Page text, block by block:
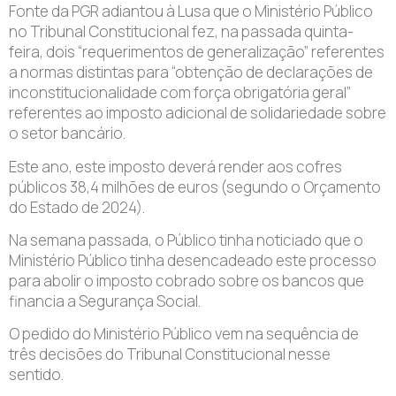
Fonte da PGR adiantou à Lusa que o Ministério Público
no Tribunal Constitucional fez, na passada quinta-
feira, dois “requerimentos de generalização” referentes
a normas distintas para “obtenção de declarações de
inconstitucionalidade com força obrigatória geral”
referentes ao imposto adicional de solidariedade sobre
o setor bancário.
Este ano, este imposto deverá render aos cofres
públicos 38,4 milhões de euros (segundo o Orçamento
do Estado de 2024).
Na semana passada, o Público tinha noticiado que o
Ministério Público tinha desencadeado este processo
para abolir o imposto cobrado sobre os bancos que
financia a Segurança Social.
O pedido do Ministério Público vem na sequência de
três decisões do Tribunal Constitucional nesse
sentido.